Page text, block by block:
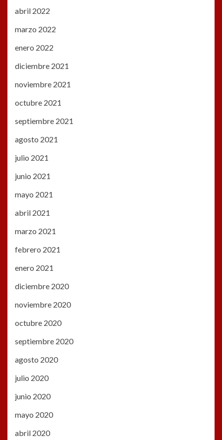
abril 2022
marzo 2022
enero 2022
diciembre 2021
noviembre 2021
octubre 2021
septiembre 2021
agosto 2021
julio 2021
junio 2021
mayo 2021
abril 2021
marzo 2021
febrero 2021
enero 2021
diciembre 2020
noviembre 2020
octubre 2020
septiembre 2020
agosto 2020
julio 2020
junio 2020
mayo 2020
abril 2020